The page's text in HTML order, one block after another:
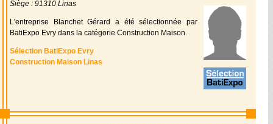
Siège : 91310 Linas
L'entreprise Blanchet Gérard a été sélectionnée par
BatiExpo Evry dans la catégorie Construction Maison.
Sélection BatiExpo Evry
Construction Maison Linas